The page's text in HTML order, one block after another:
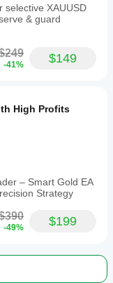
selective XAUUSD
& guard
-41% $149
High Profits
– Smart Gold EA
Strategy
-49% $199